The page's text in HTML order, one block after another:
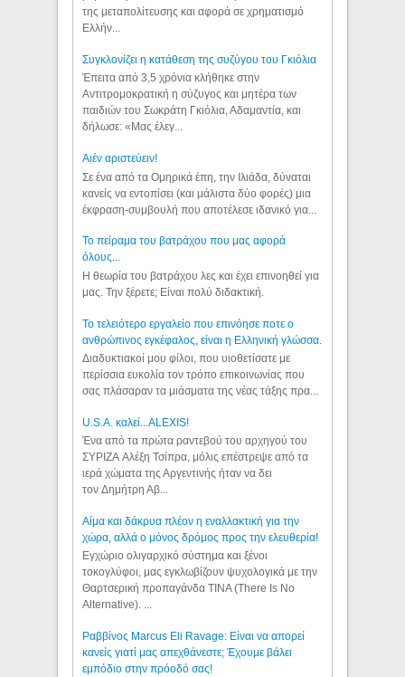
της μεταπολίτευσης και αφορά σε χρηματισμό
Ελλήν...
Συγκλονίζει η κατάθεση της συζύγου του Γκιόλια
Έπειτα από 3,5 χρόνια κλήθηκε στην
Αντιτρομοκρατική η σύζυγος και μητέρα των
παιδιών του Σωκράτη Γκιόλια, Αδαμαντία, και
δήλωσε: «Μας έλεγ...
Aιέν αριστεύειν!
Σε ένα από τα Ομηρικά έπη, την Ιλιάδα, δύναται
κανείς να εντοπίσει (και μάλιστα δύο φορές) μια
έκφραση-συμβουλή που αποτέλεσε ιδανικό για...
Το πείραμα του βατράχου που μας αφορά
όλους...
Η θεωρία του βατράχου λες και έχει επινοηθεί για
μας. Την ξέρετε; Είναι πολύ διδακτική.
Το τελειότερο εργαλείο που επινόησε ποτε ο
ανθρώπινος εγκέφαλος, είναι η Ελληνική γλώσσα.
Διαδυκτιακοί μου φίλοι, που υιοθετίσατε με
περίσσια ευκολία τον τρόπο επικοινωνίας που
σας πλάσαραν τα μιάσματα της νέας τάξης πρα...
U.S.A. καλεί...ALEXIS!
Ένα από τα πρώτα ραντεβού του αρχηγού του
ΣΥΡΙΖΑ Αλέξη Τσίπρα, μόλις επέστρεψε από τα
ιερά χώματα της Αργεντινής ήταν να δει
τον Δημήτρη Αβ...
Αίμα και δάκρυα πλέον η εναλλακτική για την
χώρα, αλλά ο μόνος δρόμος προς την ελευθερία!
Εγχώριο ολιγαρχικό σύστημα και ξένοι
τοκογλύφοι, μας εγκλωβίζουν ψυχολογικά με την
Θαρτσερική προπαγάνδα TINA (There Is No
Alternative). ...
Ραββίνος Marcus Eli Ravage: Είναι να απορεί
κανείς γιατί μας απεχθάνεστε; Έχουμε βάλει
εμπόδιο στην πρόοδό σας!